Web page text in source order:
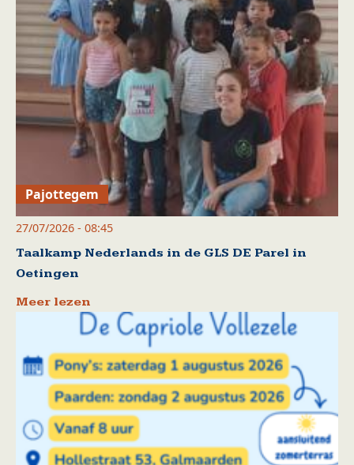
Pajottegem
27/07/2026 - 08:45
Taalkamp Nederlands in de GLS DE Parel in
Oetingen
Meer lezen